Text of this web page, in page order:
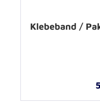
Klebeband /